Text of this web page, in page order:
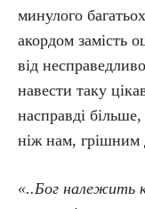
минулого
акордом замість
від
навести таку
насправді
ніж нам, грішним
«..Бог належить